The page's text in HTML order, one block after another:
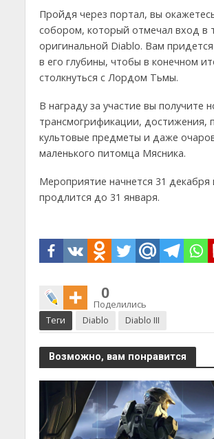
Пройдя через портал, вы
собором, который отмечал вход в
оригинальной Diablo. Вам придется
в его глубины, чтобы в конечном
столкнуться с Лордом Тьмы.
В награду за участие вы получите
трансмогрификации, достижения,
культовые предметы и даже
маленького питомца Мясника.
Мероприятие начнется 31 декабря
продлится до 31 января.
0
Поделились
Теги Diablo Diablo III
Возможно, вам понравится